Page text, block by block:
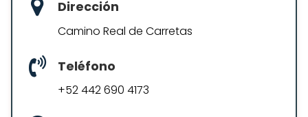
Dirección
Camino Real de Carretas
Teléfono
+52 442 690 4173